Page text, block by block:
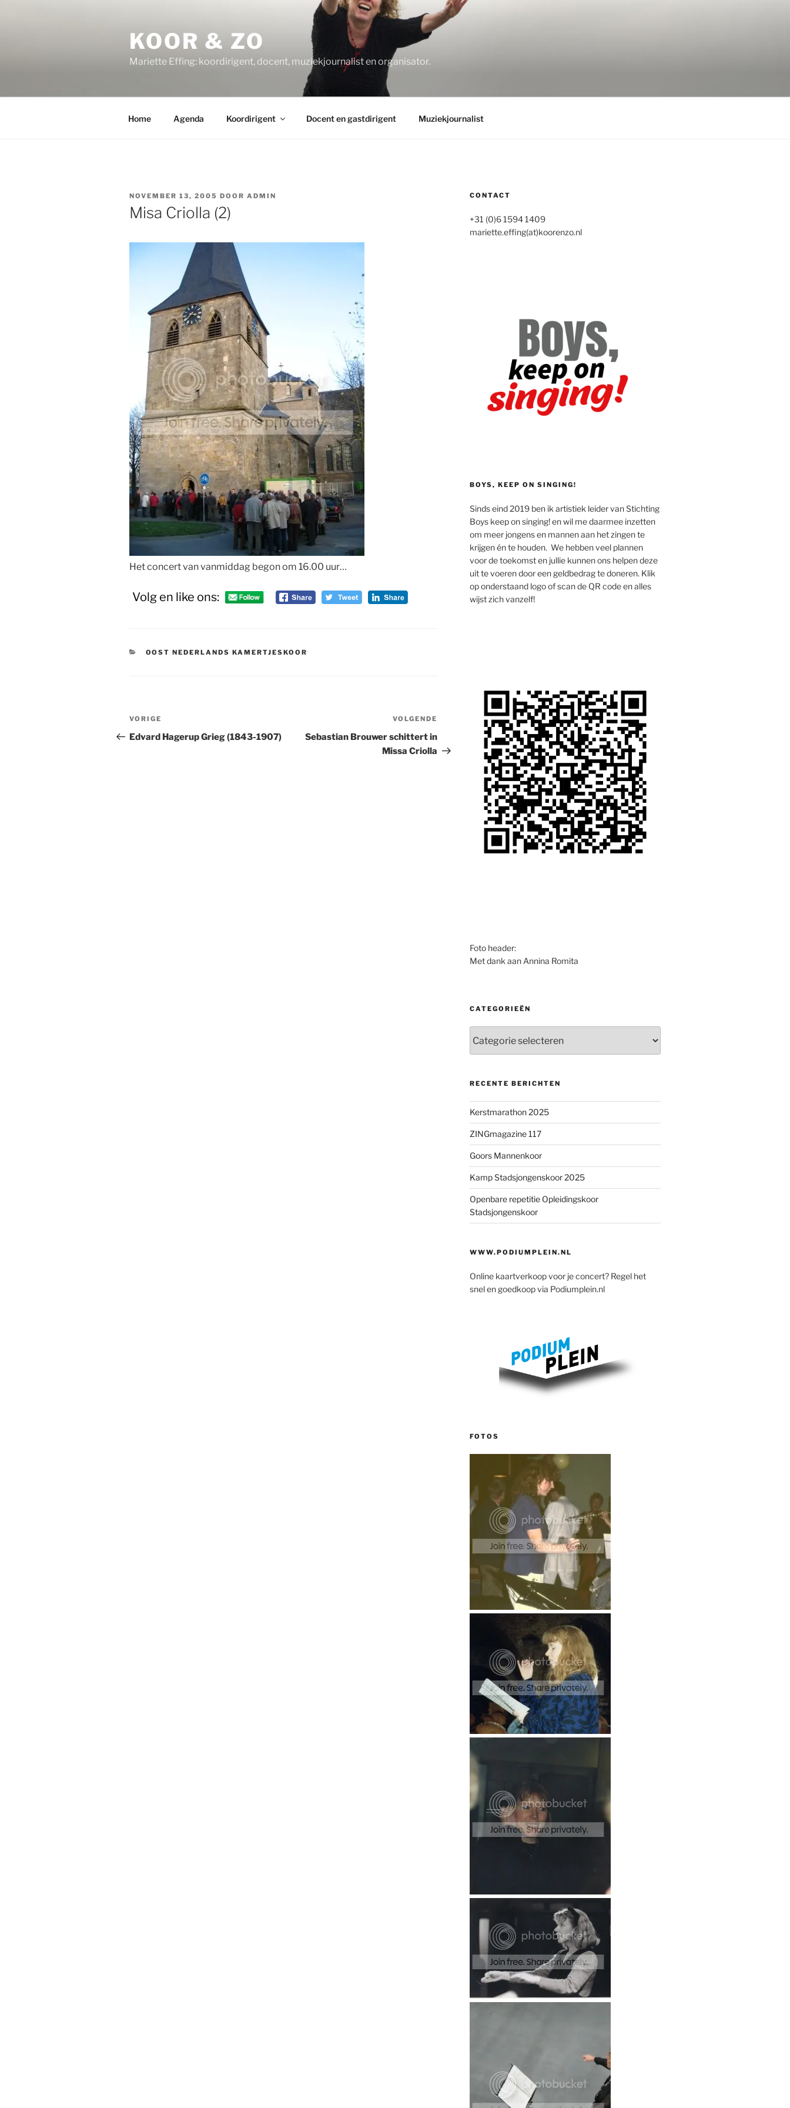
KOOR & ZO
Mariette Effing: koordirigent, docent, muziekjournalist en organisator.
Home Agenda Koordirigent Docent en gastdirigent Muziekjournalist
GEPLAATST
OP
NOVEMBER 13, 2005 DOOR ADMIN
Misa Criolla (2)
Het concert van vanmiddag begon om 16.00 uur…
Volg en like ons:
CATEGORIEËN
OOST NEDERLANDS KAMERTJESKOOR
Bericht
navigatie
Vorig
bericht
VORIGE
Edvard Hagerup Grieg (1843-1907)
bericht
VOLGENDE
Sebastian Brouwer schittert in
Missa Criolla
CONTACT
+31 (0)6 1594 1409
mariette.effing(at)koorenzo.nl
BOYS, KEEP ON SINGING!
Sinds eind 2019 ben ik artistiek leider van Stichting
Boys keep on singing! en wil me daarmee inzetten
om meer jongens en mannen aan het zingen te
krijgen én te houden. We hebben veel plannen
voor de toekomst en jullie kunnen ons helpen deze
uit te voeren door een geldbedrag te doneren. Klik
op onderstaand logo of scan de QR code en alles
wijst zich vanzelf!
Foto header:
Met dank aan Annina Romita
CATEGORIEËN
RECENTE BERICHTEN
Kerstmarathon 2025
ZINGmagazine 117
Goors Mannenkoor
Kamp Stadsjongenskoor 2025
Openbare repetitie Opleidingskoor
Stadsjongenskoor
WWW.PODIUMPLEIN.NL
Online kaartverkoop voor je concert? Regel het
snel en goedkoop via Podiumplein.nl
FOTOS